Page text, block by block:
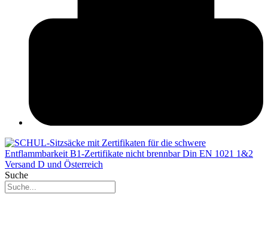
Suche